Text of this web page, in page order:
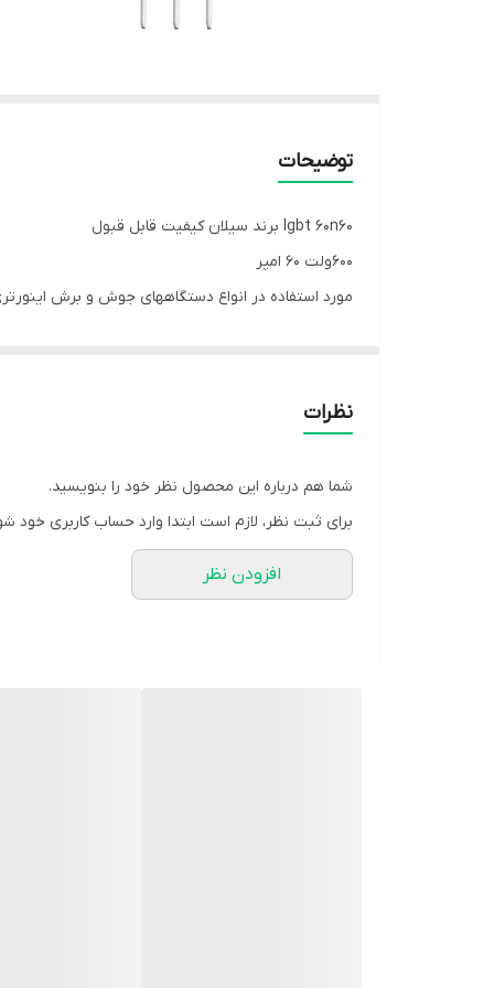
توضیحات
Igbt 60n60 برند سیلان کیفیت قابل قبول
600ولت 60 امپر
مورد استفاده در انواع دستگاههای جوش و برش
نظرات
شما هم درباره این محصول نظر خود را بنویسید.
برای ثبت نظر، لازم است ابتدا وارد حساب کاربری خود
افزودن نظر